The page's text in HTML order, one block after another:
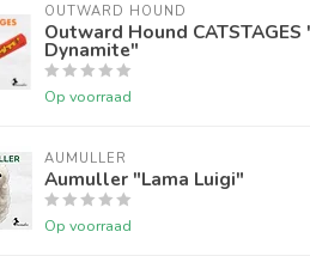
OUTWARD HOUND
Outward Hound
Dynamite"
Op voorraad
AUMULLER
Aumuller "Lama Luigi"
Op voorraad